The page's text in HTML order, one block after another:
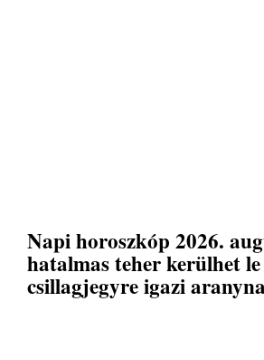
Napi horoszkóp 2026.
hatalmas teher kerülhet
csillagjegyre igazi